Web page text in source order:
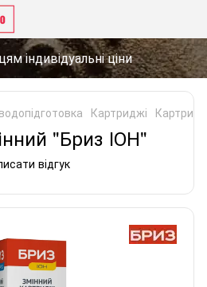
індивідуальні ціни
Картриджі
"Бриз ІОН"
відгук